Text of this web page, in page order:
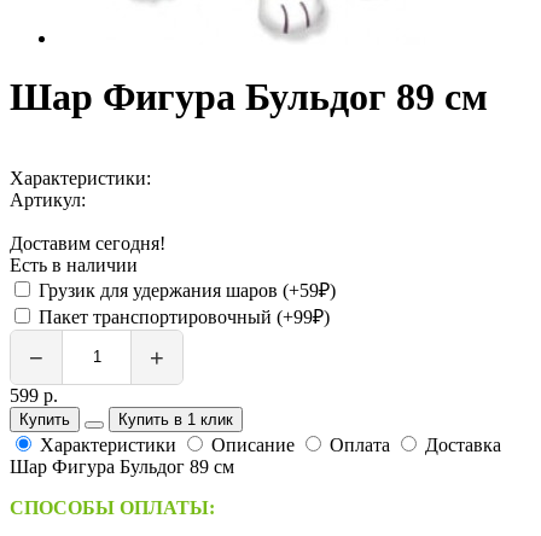
Шар Фигура Бульдог 89 см
Характеристики:
Артикул:
Доставим сегодня!
Есть в наличии
Грузик для удержания шаров (+59₽)
Пакет транспортировочный (+99₽)
− +
599 р.
Купить Купить в 1 клик
Характеристики Описание Оплата
Доставка
Шар Фигура Бульдог 89 см
СПОСОБЫ ОПЛАТЫ: